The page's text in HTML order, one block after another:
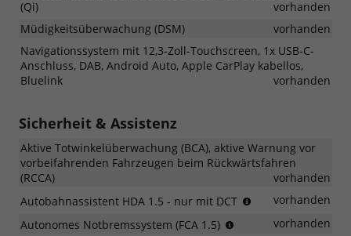
(Qi)
vorhanden
Müdigkeitsüberwachung (DSM)
vorhanden
Navigationssystem mit 12,3-Zoll-Touchscreen, 1x USB-C-
Anschluss, DAB, Android Auto, Apple CarPlay kabellos,
Bluelink
vorhanden
Sicherheit & Assistenz
Aktive Totwinkelüberwachung (BCA), aktive Warnung vor
vorbeifahrenden Fahrzeugen beim Rückwärtsfahren
(RCCA)
vorhanden
Autobahnassistent HDA 1.5 - nur mit DCT
Automatische
vorhanden
Autonomes Notbremssystem (FCA 1.5)
Erkennungvorhanden